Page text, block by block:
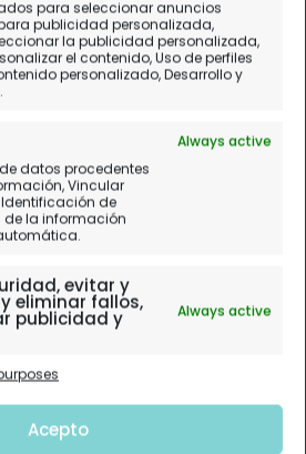
para seleccionar anuncios
publicidad personalizada,
la publicidad personalizada,
el contenido, Uso de perfiles
personalizado, Desarrollo y
Always active
datos procedentes
Vincular
de
de la información
evitar y
eliminar fallos,
publicidad y Always active
Acepto
paso a paso.
Diarios de Viaje